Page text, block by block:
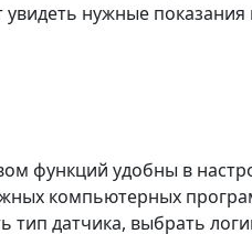
нужные показания
функций удобны в
компьютерных
тип датчика, выбрать